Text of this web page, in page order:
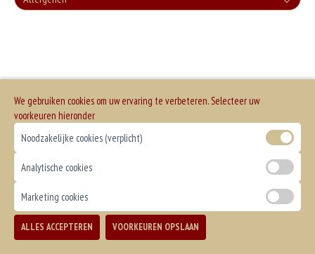
+€3.00
Fanta Cassis
+€3.50
+€3.00
Chocomelk
We gebruiken cookies om uw ervaring te verbeteren. Selecteer uw
voorkeuren hieronder
Noodzakelijke cookies (verplicht)
Analytische cookies
Marketing cookies
ALLES ACCEPTEREN VOORKEUREN OPSLAAN